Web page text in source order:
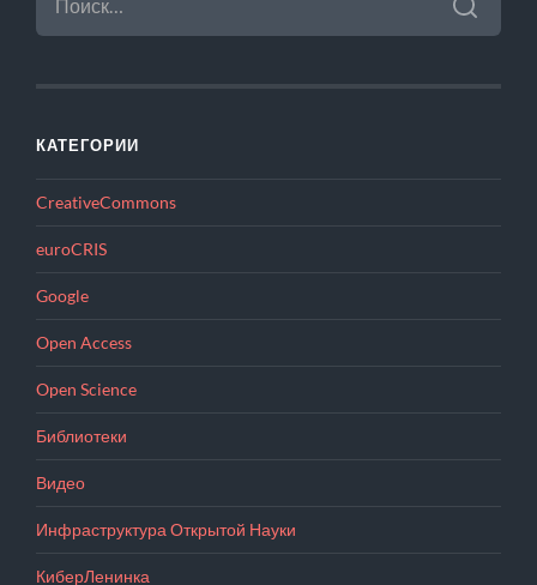
КАТЕГОРИИ
CreativeCommons
euroCRIS
Google
Open Access
Open Science
Библиотеки
Видео
Инфраструктура Открытой Науки
КиберЛенинка